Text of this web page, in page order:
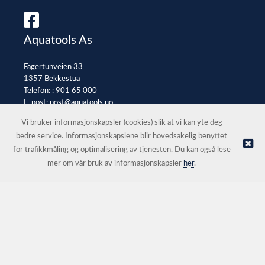
Aquatools As
Fagertunveien 33
1357 Bekkestua
Telefon: : 901 65 000
E-post:post@aquatools.no
© Aquatools As |Nettbutikk levert av Kréatif
Vi bruker informasjonskapsler (cookies) slik at vi kan yte deg
bedre service. Informasjonskapslene blir hovedsakelig benyttet
for trafikkmåling og optimalisering av tjenesten. Du kan også lese
mer om vår bruk av informasjonskapsler her.